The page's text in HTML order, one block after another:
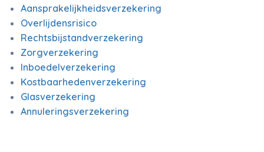
Aansprakelijkheidsverzekering
Overlijdensrisico
Rechtsbijstandverzekering
Zorgverzekering
Inboedelverzekering
Kostbaarhedenverzekering
Glasverzekering
Annuleringsverzekering